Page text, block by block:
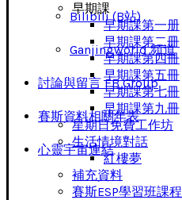
Bilibili (B站)
Ganjingworld 頻道
討論與留言 FB Group
賽斯資料相關年表
心靈宇宙連結
早期課
早期課第一册
早期課第二冊
早期課第四冊
早期課第五冊
早期課第七冊
早期課第九冊
星期日免費工作坊
生活情境對話
紅樓夢
補充資料
賽斯ESP學習班課程